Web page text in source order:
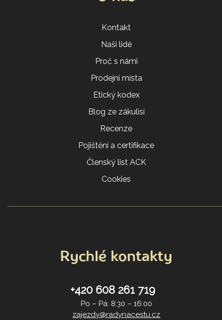
Kontakt
Naši lidé
Proč s námi
Prodejní místa
Etický kodex
Blog ze zákulisí
Recenze
Pojištění a certifikace
Členský list ACK
Cookies
Rychlé kontakty
+420 608 261 719
Po – Pá: 8:30 – 16:00
zajezdy@radynacestu.cz